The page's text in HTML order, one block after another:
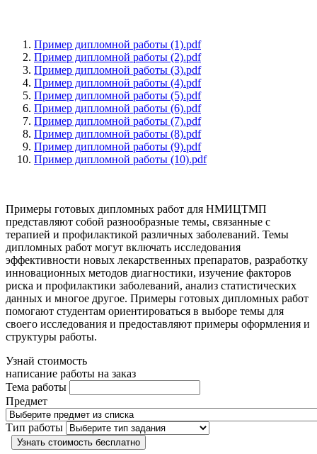
Пример дипломной работы (1).pdf
Пример дипломной работы (2).pdf
Пример дипломной работы (3).pdf
Пример дипломной работы (4).pdf
Пример дипломной работы (5).pdf
Пример дипломной работы (6).pdf
Пример дипломной работы (7).pdf
Пример дипломной работы (8).pdf
Пример дипломной работы (9).pdf
Пример дипломной работы (10).pdf
Примеры готовых дипломных работ для НМИЦТМП
представляют собой разнообразные темы, связанные с
терапией и профилактикой различных заболеваний. Темы
дипломных работ могут включать исследования
эффективности новых лекарственных препаратов, разработку
инновационных методов диагностики, изучение факторов
риска и профилактики заболеваний, анализ статистических
данных и многое другое. Примеры готовых дипломных работ
помогают студентам ориентироваться в выборе темы для
своего исследования и предоставляют примеры оформления и
структуры работы.
Узнай стоимость
написание работы на заказ
Тема работы
Предмет
Тип работы
Узнать стоимость бесплатно